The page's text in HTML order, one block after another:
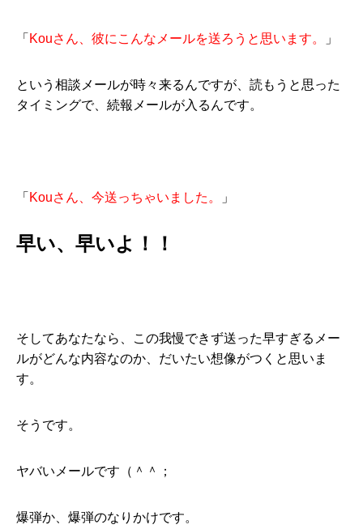
「 Kouさん、彼にこんなメールを送ろうと思います。 」
という相談メールが時々来るんですが、読もうと思った
タイミングで、続報メールが入るんです。
「 Kouさん、今送っちゃいました。 」
早い、早いよ！！
そしてあなたなら、この我慢できず送った早すぎるメー
ルがどんな内容なのか、だいたい想像がつくと思いま
す。
そうです。
ヤバいメールです（＾＾；
爆弾か、爆弾のなりかけです。